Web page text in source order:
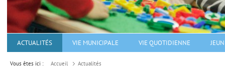
ACTUALITÉS VIE MUNICIPALE VIE QUOTIDIENNE
Vous êtes ici : Accueil Actualités